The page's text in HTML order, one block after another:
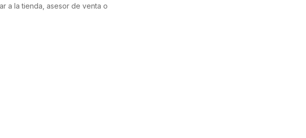
a la tienda, asesor de venta o
que posea el
táctil en su totalidad o partes